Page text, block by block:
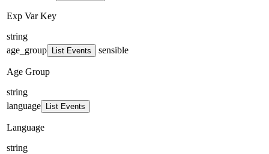
Exp Var Key
string
age_group
List Events sensible
Age Group
string
language
List Events
Language
string